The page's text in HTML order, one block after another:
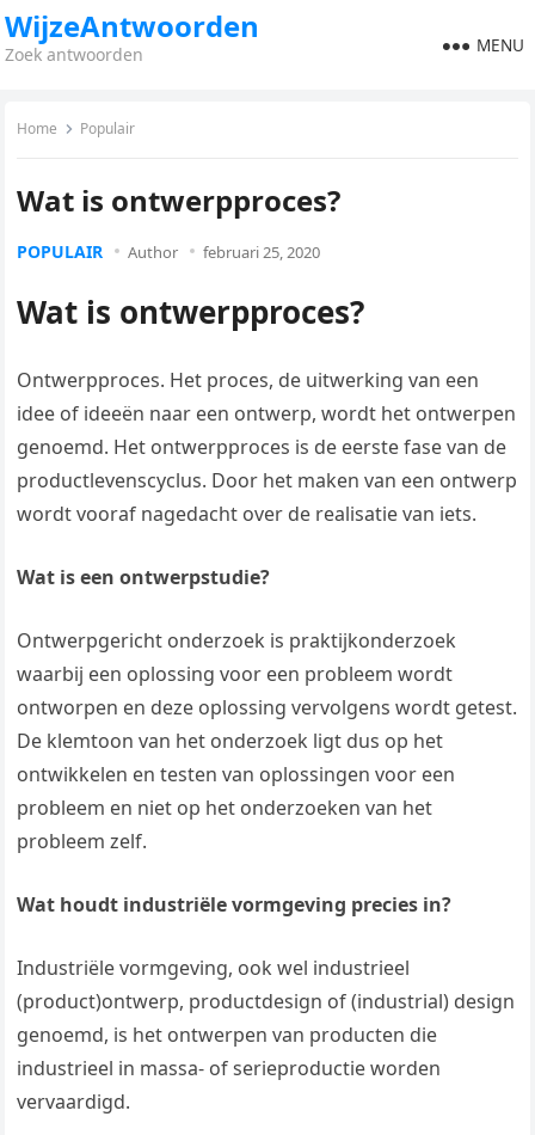
WijzeAntwoorden
Zoek antwoorden MENU
Home Populair
Wat is ontwerpproces?
POPULAIR Author februari 25, 2020
Wat is ontwerpproces?
Ontwerpproces. Het proces, de uitwerking van een
idee of ideeën naar een ontwerp, wordt het ontwerpen
genoemd. Het ontwerpproces is de eerste fase van de
productlevenscyclus. Door het maken van een ontwerp
wordt vooraf nagedacht over de realisatie van iets.
Wat is een ontwerpstudie?
Ontwerpgericht onderzoek is praktijkonderzoek
waarbij een oplossing voor een probleem wordt
ontworpen en deze oplossing vervolgens wordt getest.
De klemtoon van het onderzoek ligt dus op het
ontwikkelen en testen van oplossingen voor een
probleem en niet op het onderzoeken van het
probleem zelf.
Wat houdt industriële vormgeving precies in?
Industriële vormgeving, ook wel industrieel
(product)ontwerp, productdesign of (industrial) design
genoemd, is het ontwerpen van producten die
industrieel in massa- of serieproductie worden
vervaardigd.